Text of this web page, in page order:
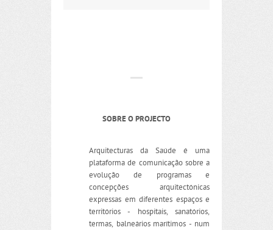
SOBRE O PROJECTO
Arquitecturas da Saúde é uma
plataforma de comunicação sobre a
evolução de programas e
concepções arquitectónicas
expressas em diferentes espaços e
territórios - hospitais, sanatórios,
termas, balneários marítimos - num